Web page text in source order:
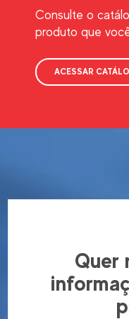
Consulte o
produto que
ACESSAR
Quer